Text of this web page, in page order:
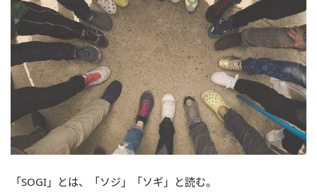
「SOGI」とは、「ソジ」「ソギ」と読む。